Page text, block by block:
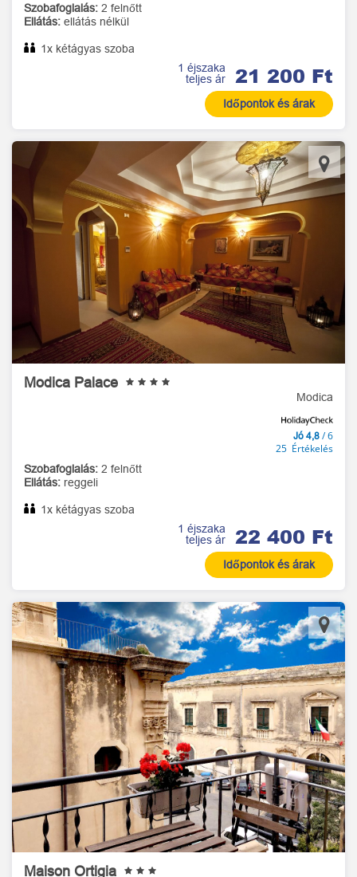
Szobafoglalás: 2 felnőtt
Ellátás: ellátás nélkül
1x kétágyas szoba
1 éjszaka
teljes ár
21 200 Ft
Időpontok és árak
Modica Palace
Modica
Jó 4,8 / 6
25 Értékelés
Szobafoglalás: 2 felnőtt
Ellátás: reggeli
1x kétágyas szoba
1 éjszaka
teljes ár
22 400 Ft
Időpontok és árak
Maison Ortigia